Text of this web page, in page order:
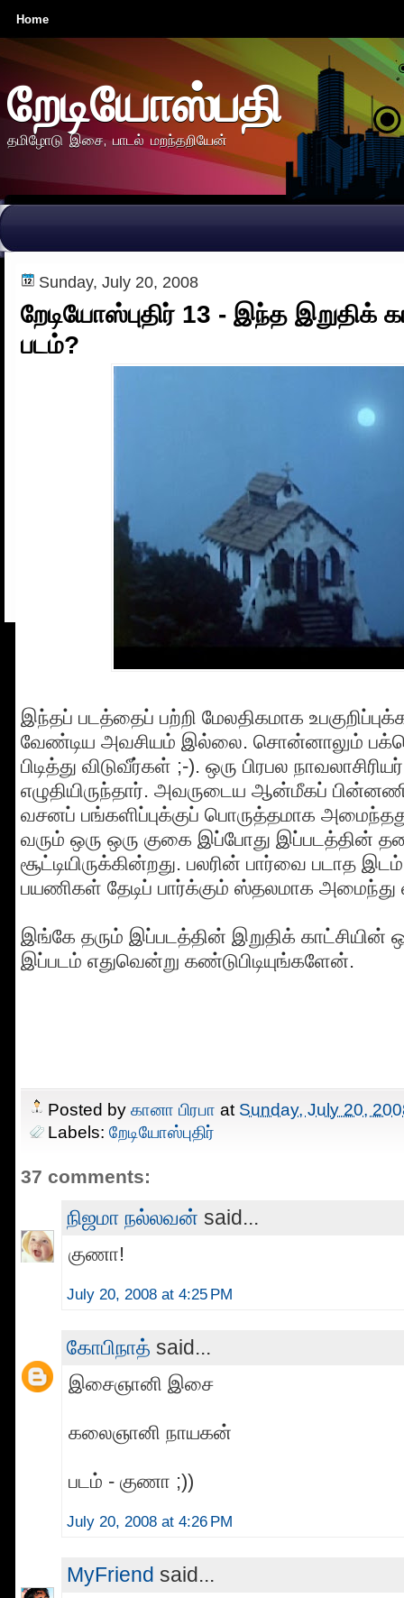
Home
றேடியோஸ்பதி
தமிழோடு இசை, பாடல் மறந்தறியேன்
Sunday, July 20, 2008
றேடியோஸ்புதிர் 13 - இந்த இறுதிக்
படம்?
இந்தப் படத்தைப் பற்றி மேலதிகமாக
வேண்டிய அவசியம் இல்லை. சொன்னாலும்
பிடித்து விடுவீர்கள் ;-). ஒரு பிரபல
எழுதியிருந்தார். அவருடைய ஆன்மீகப்
வசனப் பங்களிப்புக்குப் பொருத்தமாக
வரும் ஒரு ஒரு குகை இப்போது இப்படத்தின்
சூட்டியிருக்கின்றது. பலரின் பார்வை படாத
பயணிகள் தேடிப் பார்க்கும் ஸ்தலமாக அமைந்து
இங்கே தரும் இப்படத்தின் இறுதிக் காட்சியின்
இப்படம் எதுவென்று கண்டுபிடியுங்களேன்.
Posted by கானா பிரபா at Sunday, July 20,
Labels: றேடியோஸ்புதிர்
37 comments:
நிஜமா நல்லவன் said...
குணா!
July 20, 2008 at 4:25 PM
கோபிநாத் said...
இசைஞானி இசை
கலைஞானி நாயகன்
படம் - குணா ;))
July 20, 2008 at 4:26 PM
MyFriend said...